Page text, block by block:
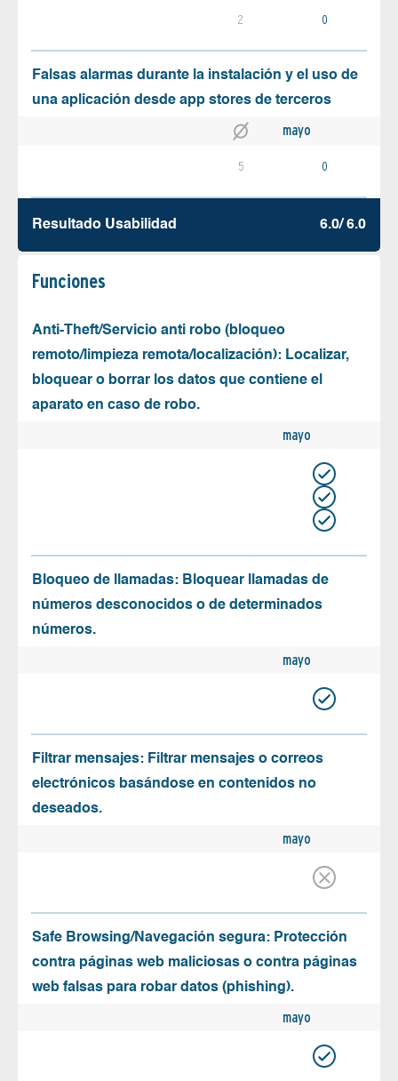
2 0
Falsas alarmas durante la instalación y el uso de
una aplicación desde app stores de terceros
mayo
5 0
Resultado Usabilidad 6.0/ 6.0
Funciones
Anti-Theft/Servicio anti robo (bloqueo
remoto/limpieza remota/localización): Localizar,
bloquear o borrar los datos que contiene el
aparato en caso de robo.
mayo
Bloqueo de llamadas: Bloquear llamadas de
números desconocidos o de determinados
números.
mayo
Filtrar mensajes: Filtrar mensajes o correos
electrónicos basándose en contenidos no
deseados.
mayo
Safe Browsing/Navegación segura: Protección
contra páginas web maliciosas o contra páginas
web falsas para robar datos (phishing).
mayo